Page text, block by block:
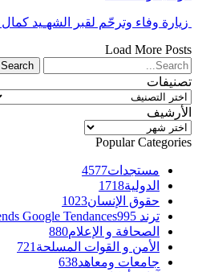
زيارة وفاء وترحّم لقبر الشهـيد
Load More Posts
تصنيفات
تصنيفات
الأرشيف
الأرشيف
Popular Categories
مستجدات4577
الدولية1718
حقوق الإنسان1023
ترند Trends Google Tendances 995
الصحافة و الإعلام880
الأمن و القوات المسلحة 721
جامعات ومعاهد638